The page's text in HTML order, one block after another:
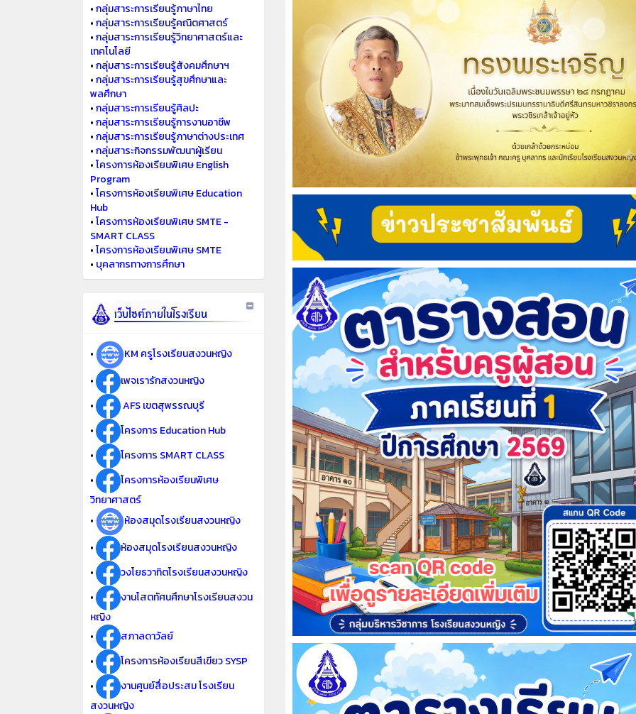
•กลุ่มสาระการเรียนรู้ภาษาไทย
•กลุ่มสาระการเรียนรู้คณิตศาสตร์
•กลุ่มสาระการเรียนรู้วิทยาศาสตร์และ
เทคโนโลยี
•กลุ่มสาระการเรียนรู้สังคมศึกษาฯ
•กลุ่มสาระการเรียนรู้สุขศึกษาและ
พลศึกษา
•กลุ่มสาระการเรียนรู้ศิลปะ
•กลุ่มสาระการเรียนรู้การงานอาชีพ
•กลุ่มสาระการเรียนรู้ภาษาต่างประเทศ
•กลุ่มสาระกิจกรรมพัฒนาผู้เรียน
•โครงการห้องเรียนพิเศษ English
Program
•โครงการห้องเรียนพิเศษ Education
Hub
•โครงการห้องเรียนพิเศษ SMTE -
SMART CLASS
•โครงการห้องเรียนพิเศษ SMTE
• บุคลากรทางการศึกษา
•
KM ครูโรงเรียนสงวนหญิง
•
เพจเรารักสงวนหญิง
•
AFS เขตสุพรรณบุรี
•
โครงการ Education Hub
•
โครงการ SMART CLASS
•
โครงการห้องเรียนพิเศษ
วิทยาศาสตร์
•
ห้องสมุดโรงเรียนสงวนหญิง
•
ห้องสมุดโรงเรียนสงวนหญิง
•
วงโยธวาทิตโรงเรียนสงวนหญิง
•
งานโสตทัศนศึกษาโรงเรียนสงวน
หญิง
•
สภาลดาวัลย์
•
โครงการห้องเรียนสีเขียว SYSP
•
งานศูนย์สื่อประสม โรงเรียน
สงวนหญิง